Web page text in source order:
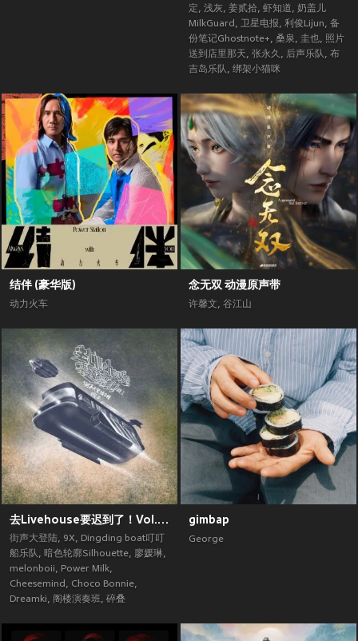
定, 浅灰, 姜贰拾, 虾知道, 奶盖儿
MilkGuard, 卫星电报, 利俊Lijun, 备
份笔记Ghostnote+, 桑泉, 圭也, 照片
送到店里那天, 张永久, 后声乐队, 布
吉岛乐队, 绑架小猫咪
结伴 (豪华版)
动力火车
念无双 动漫原声带
许馨文, 谷江山
去Livehouse要迟到了！Vol.2 (街声大登陆合辑Vol.5)
街声大登陆, 9X, Dingding boat叮叮
船乐队, 暗色轮廓Silhouette, 廖媛琳,
melonboii, Power Milk,
Cheesemind, Choco Bonnie,
Dreamki, 阁楼演奏班, 碎叠
gimbap
George